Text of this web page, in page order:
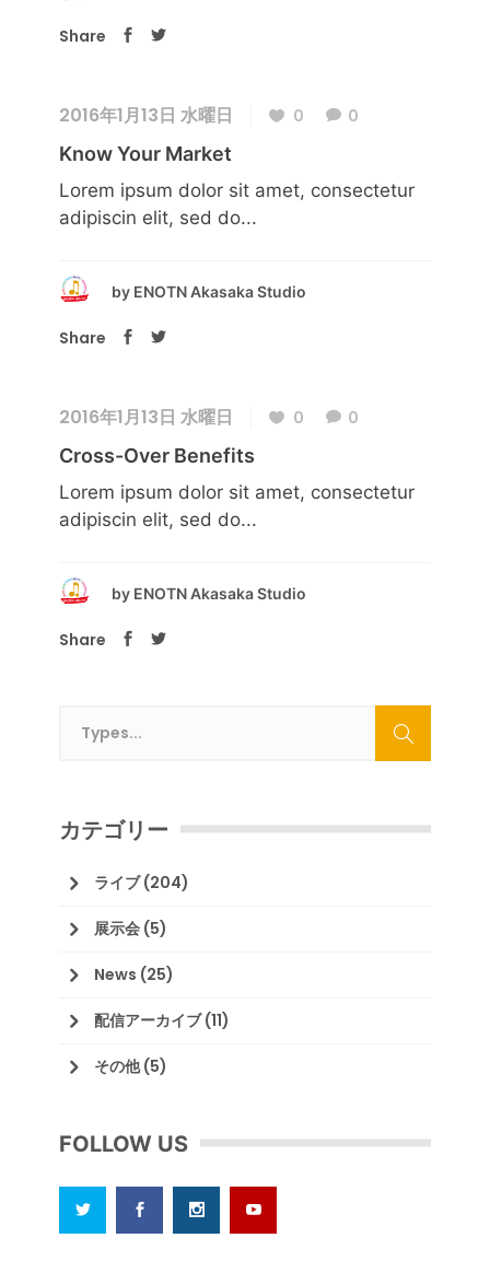
Share
2016年1月13日 水曜日 0 0
Know Your Market
Lorem ipsum dolor sit amet, consectetur
adipiscin elit, sed do...
by ENOTN Akasaka Studio
Share
2016年1月13日 水曜日 0 0
Cross-Over Benefits
Lorem ipsum dolor sit amet, consectetur
adipiscin elit, sed do...
by ENOTN Akasaka Studio
Share
カテゴリー
ライブ(204)
展示会 (5)
News (25)
配信アーカイブ(11)
その他(5)
FOLLOW US